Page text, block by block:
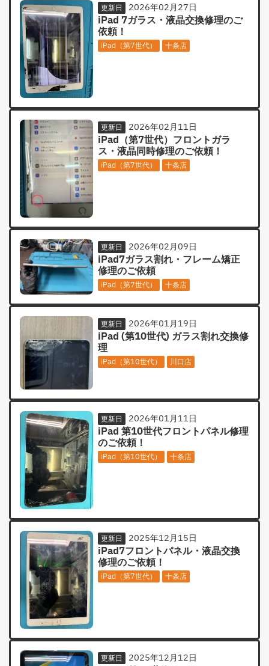
更新日 2026年02月27日
iPad 7ガラス・液晶交換修理のご
依頼！
iPad（第7世代） 十条店
更新日 2026年02月11日
iPad（第7世代）フロントガラ
ス・液晶同時修理のご依頼！
iPad（第7世代） 十条店
更新日 2026年02月09日
iPad7ガラス割れ・フレーム矯正
修理のご依頼
iPad（第7世代） 十条店
更新日 2026年01月19日
iPad (第10世代) ガラス割れ交換修
理
iPad（第10世代） 川口店
更新日 2026年01月11日
iPad 第10世代フロントパネル修理
のご依頼！
iPad（第10世代） 十条店
更新日 2025年12月15日
iPad7フロントパネル・液晶交換
修理のご依頼！
iPad（第7世代） 十条店
更新日 2025年12月12日